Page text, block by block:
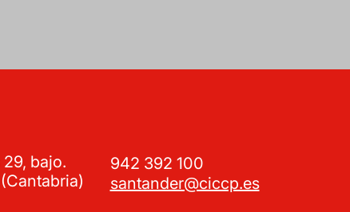
bajo.
942 392 100
santander@ciccp.es